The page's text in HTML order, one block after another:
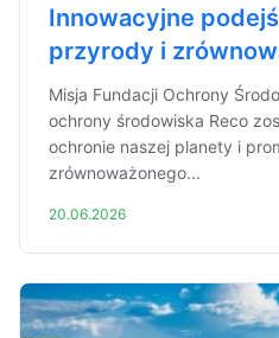
Innowacyjne
przyrody i
Misja Fundacji Ochrony
ochrony środowiska Reco
ochronie naszej planety i
zrównoważonego...
20.06.2026